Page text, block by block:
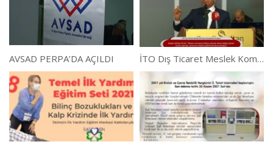
AVSAD PERPA’DA AÇILDI İTO Dış Ticaret Meslek Komitesi’nden Perpalılara davet